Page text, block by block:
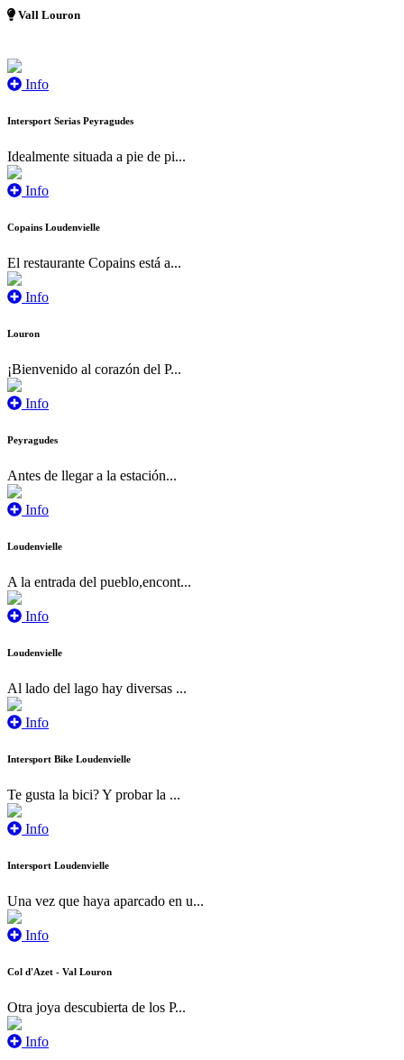
Vall Louron
Info
Intersport Serias Peyragudes
Idealmente situada a pie de pi...
Info
Copains Loudenvielle
El restaurante Copains está a...
Info
Louron
¡Bienvenido al corazón del P...
Info
Peyragudes
Antes de llegar a la estación...
Info
Loudenvielle
A la entrada del pueblo,encont...
Info
Loudenvielle
Al lado del lago hay diversas ...
Info
Intersport Bike Loudenvielle
Te gusta la bici? Y probar la ...
Info
Intersport Loudenvielle
Una vez que haya aparcado en u...
Info
Col d'Azet - Val Louron
Otra joya descubierta de los P...
Info